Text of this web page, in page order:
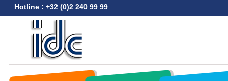
Hotline : +32 (0)2 240 99 99